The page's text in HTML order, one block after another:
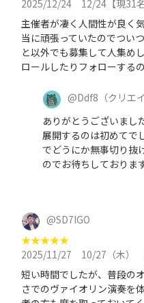
2025/12/24
12/24【現31名】クリスマスイ
主催者が凄く人間性が良く
当に頑張っていたのでつい
と以外でも募集して人集め
ロールしたりフォローする
@Ddf8 （クリエ
ありがとうございまし
展開するのは初めてで
でどうにか無事切り抜
のでお待ちしておりま
@SD7IGO
★★★★★
2025/11/27
10/27（木）
短い時間でしたが、普段の
さでのヴァイオリン演奏を